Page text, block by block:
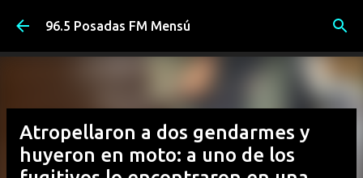
Ir al contenido principal
96.5 Posadas FM Mensú
Atropellaron a dos gendarmes y
huyeron en moto: a uno de los